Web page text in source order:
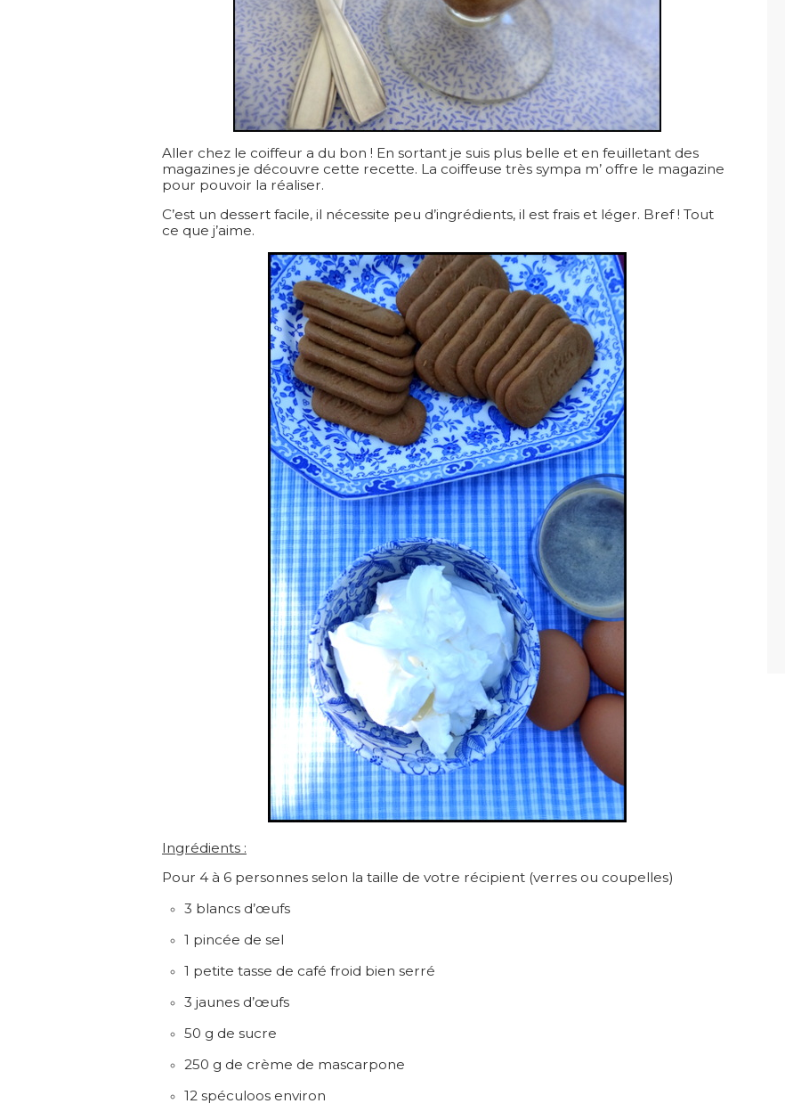
Aller chez le coiffeur a du bon ! En sortant je suis plus belle et en feuilletant des
magazines je découvre cette recette. La coiffeuse très sympa m’ offre le magazine
pour pouvoir la réaliser.
C’est un dessert facile, il nécessite peu d’ingrédients, il est frais et léger. Bref ! Tout
ce que j’aime.
Ingrédients :
Pour 4 à 6 personnes selon la taille de votre récipient (verres ou coupelles)
3 blancs d’œufs
1 pincée de sel
1 petite tasse de café froid bien serré
3 jaunes d’œufs
50 g de sucre
250 g de crème de mascarpone
12 spéculoos environ